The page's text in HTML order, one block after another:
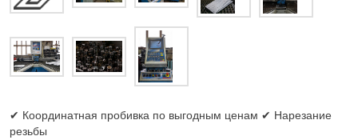
✔ Координатная пробивка по выгодным ценам ✔ Нарезание
резьбы